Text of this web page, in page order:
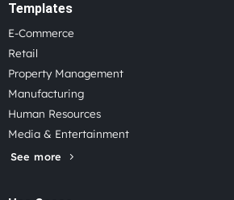
Templates
E-Commerce
Retail
Property Management
Manufacturing
Human Resources
Media & Entertainment
See more